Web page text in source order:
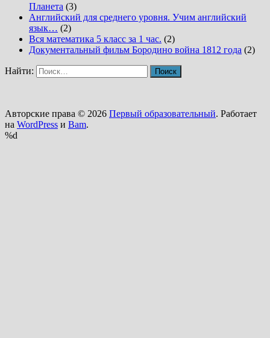
Планета (3)
Английский для среднего уровня. Учим английский
язык… (2)
Вся математика 5 класс за 1 час. (2)
Документальный фильм Бородино война 1812 года (2)
Найти:
Авторские права © 2026 Первый образовательный. Работает
на WordPress и Bam.
%d